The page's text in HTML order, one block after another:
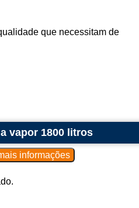
de utensílios e louças
para garantir a higienização.
com superfícies de trabalho,
pias.
as cozinhas industriais podem variar
e do estilo de culinária. O objetivo
e segurança na produção em larga
que necessitam de
vapor 1800 litros